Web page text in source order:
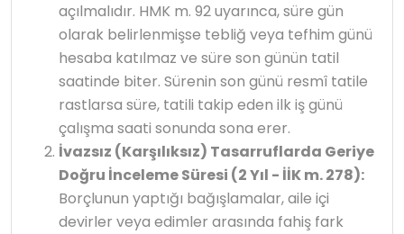
açılmalıdır. HMK m. 92 uyarınca, süre gün
olarak belirlenmişse tebliğ veya tefhim günü
hesaba katılmaz ve süre son günün tatil
saatinde biter. Sürenin son günü resmî tatile
rastlarsa süre, tatili takip eden ilk iş günü
çalışma saati sonunda sona erer.
İvazsız (Karşılıksız) Tasarruflarda Geriye
Doğru İnceleme Süresi (2 Yıl - İİK m. 278):
Borçlunun yaptığı bağışlamalar, aile içi
devirler veya edimler arasında fahiş fark